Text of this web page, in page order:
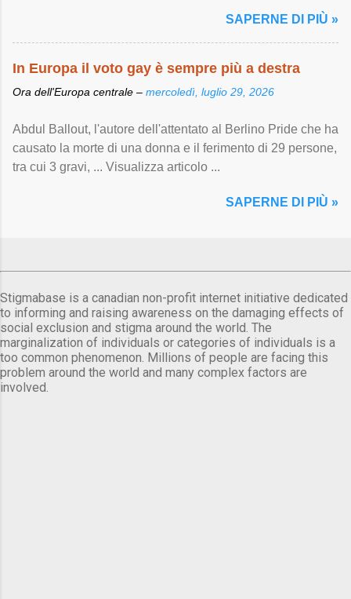
SAPERNE DI PIÙ »
In Europa il voto gay è sempre più a destra
Ora dell'Europa centrale – mercoledì, luglio 29, 2026
Abdul Ballout, l'autore dell'attentato al Berlino Pride che ha
causato la morte di una donna e il ferimento di 29 persone,
tra cui 3 gravi, ... Visualizza articolo ...
SAPERNE DI PIÙ »
Stigmabase is a canadian non-profit internet initiative dedicated
to informing and raising awareness on the damaging effects of
social exclusion and stigma around the world. The
marginalization of individuals or categories of individuals is a
too common phenomenon. Millions of people are facing this
problem around the world and many complex factors are
involved.